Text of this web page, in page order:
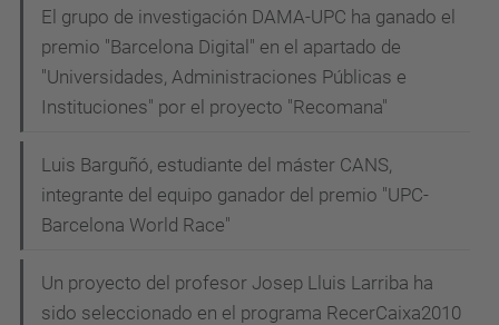
El grupo de investigación DAMA-UPC ha ganado el
premio "Barcelona Digital" en el apartado de
"Universidades, Administraciones Públicas e
Instituciones" por el proyecto "Recomana"
Luis Barguñó, estudiante del máster CANS,
integrante del equipo ganador del premio "UPC-
Barcelona World Race"
Un proyecto del profesor Josep Lluis Larriba ha
sido seleccionado en el programa RecerCaixa2010